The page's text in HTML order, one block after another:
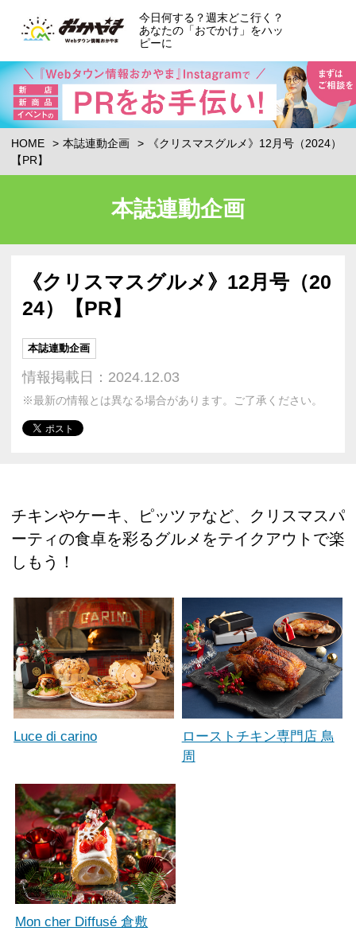
今日何する？週末どこ行く？
あなたの「おでかけ」をハッ
ピーに
HOME 本誌連動企画
《クリスマスグルメ》12月号（2024）
【PR】
本誌連動企画
《クリスマスグルメ》12月号（20
24）【PR】
本誌連動企画
情報掲載日：2024.12.03
※最新の情報とは異なる場合があります。ご了承ください。
チキンやケーキ、ピッツァなど、クリスマスパ
ーティの食卓を彩るグルメをテイクアウトで楽
しもう！
Luce di carino
ローストチキン専門店 鳥
周
Mon cher Diffusé 倉敷